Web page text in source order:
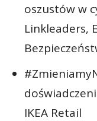
oszustów w
Linkleaders,
IKEA Retail